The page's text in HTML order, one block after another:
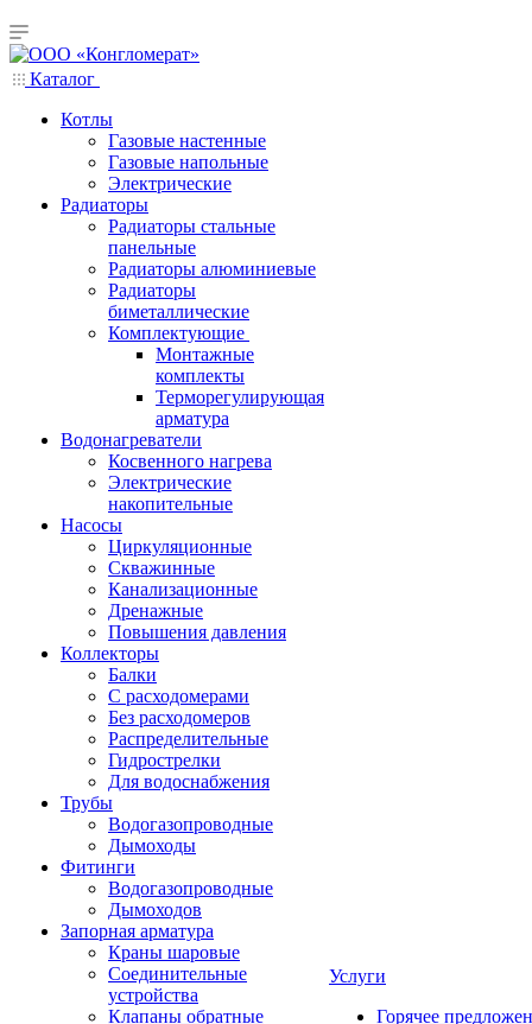
Каталог
Котлы
Газовые настенные
Газовые напольные
Электрические
Радиаторы
Радиаторы стальные
панельные
Радиаторы алюминиевые
Радиаторы
биметаллические
Комплектующие
Монтажные
комплекты
Терморегулирующая
арматура
Водонагреватели
Косвенного нагрева
Электрические
накопительные
Насосы
Циркуляционные
Скважинные
Канализационные
Дренажные
Повышения давления
Коллекторы
Балки
С расходомерами
Без расходомеров
Распределительные
Гидрострелки
Для водоснабжения
Трубы
Водогазопроводные
Дымоходы
Фитинги
Водогазопроводные
Дымоходов
Запорная арматура
Краны шаровые
Соединительные
устройства
Клапаны обратные
Услуги
Горячее